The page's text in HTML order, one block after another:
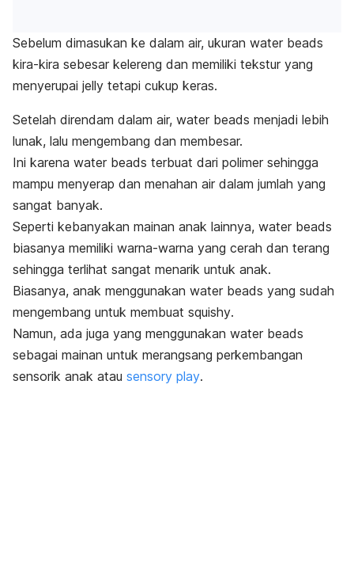
Sebelum dimasukan ke dalam air, ukuran water beads
kira-kira sebesar kelereng dan memiliki tekstur yang
menyerupai jelly tetapi cukup keras.
Setelah direndam dalam air, water beads menjadi lebih
lunak, lalu mengembang dan membesar.
Ini karena water beads terbuat dari polimer sehingga
mampu menyerap dan menahan air dalam jumlah yang
sangat banyak.
Seperti kebanyakan mainan anak lainnya, water beads
biasanya memiliki warna-warna yang cerah dan terang
sehingga terlihat sangat menarik untuk anak.
Biasanya, anak menggunakan water beads yang sudah
mengembang untuk membuat squishy.
Namun, ada juga yang menggunakan water beads
sebagai mainan untuk merangsang perkembangan
sensorik anak atau sensory play.